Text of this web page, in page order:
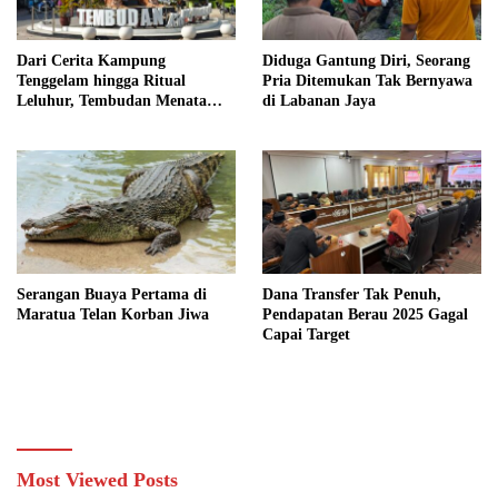
Dari Cerita Kampung
Tenggelam hingga Ritual
Leluhur, Tembudan Menata
Diduga Gantung Diri, Seorang
Pria Ditemukan Tak Bernyawa
di Labanan Jaya
Serangan Buaya Pertama di
Maratua Telan Korban Jiwa
Dana Transfer Tak Penuh,
Pendapatan Berau 2025 Gagal
Capai Target
Most Viewed Posts